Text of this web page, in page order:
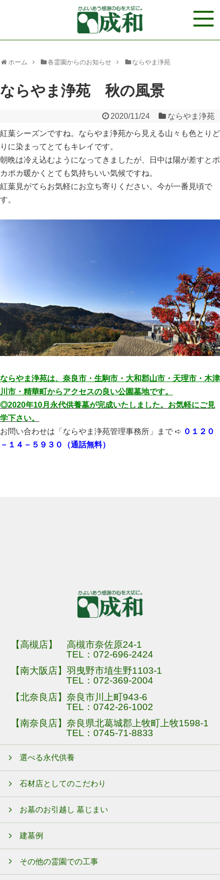
ホーム 各霊園からのお知らせ ならやま浄苑
ならやま浄苑 秋の風景
2020/11/24 ならやま浄苑
紅葉シーズンですね。ならやま浄苑から見える山々も色とりど
りに染まってとてもキレイです。
朝晩は冷え込むようになってきましたが、日中は陽が差すとポ
カポカ暖かくとても気持ちいい気候ですね。
紅葉見がてらお気軽にお立ち寄りください。今が一番見頃で
す。
ならやま浄苑は、奈良市・生駒市・大和郡山市・天理市・木津
川市・精華町からアクセスの良い公園墓地です。
◎2020年10月永代供養墓が完成いたしました。お気軽にご見
学下さい。
お問い合わせは「ならやま浄苑管理事務所」まで ➪ ０１２０
－１４－５９３０（通話無料）
【高槻店】 高槻市奈佐原24-1
TEL：072-696-2424
【南大阪店】羽曳野市埴生野1103-1
TEL：072-369-2004
【北奈良店】奈良市川上町943-6
TEL：0742-26-1002
【南奈良店】奈良県北葛城郡上牧町上牧1598-1
TEL：0745-71-8833
選べる永代供養
石材店としてのこだわり
お墓のお引越し 墓じまい
建墓例
その他の霊園での工事